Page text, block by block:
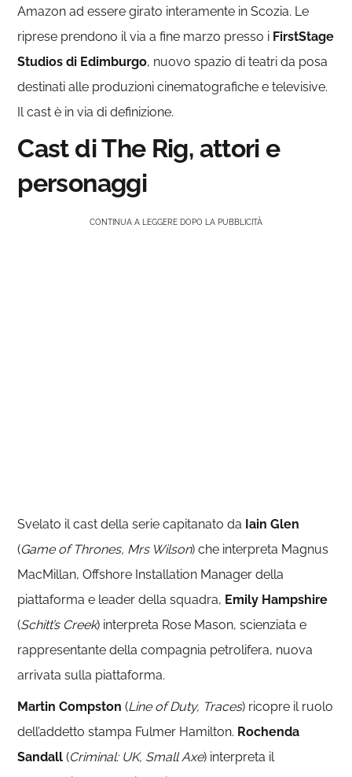
Amazon ad essere girato interamente in Scozia. Le
riprese prendono il via a fine marzo presso i FirstStage
Studios di Edimburgo, nuovo spazio di teatri da posa
destinati alle produzioni cinematografiche e televisive.
Il cast è in via di definizione.
Cast di The Rig, attori e
personaggi
CONTINUA A LEGGERE DOPO LA PUBBLICITÀ
Svelato il cast della serie capitanato da Iain Glen
(Game of Thrones, Mrs Wilson) che interpreta Magnus
MacMillan, Offshore Installation Manager della
piattaforma e leader della squadra, Emily Hampshire
(Schitt’s Creek) interpreta Rose Mason, scienziata e
rappresentante della compagnia petrolifera, nuova
arrivata sulla piattaforma.
Martin Compston (Line of Duty, Traces) ricopre il ruolo
dell’addetto stampa Fulmer Hamilton. Rochenda
Sandall (Criminal: UK, Small Axe) interpreta il